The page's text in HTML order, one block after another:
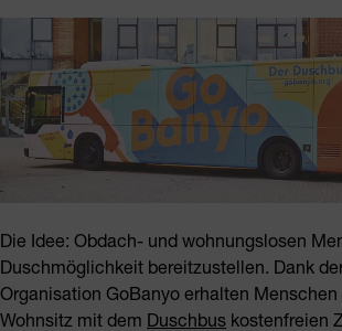
Die Idee: Obdach- und wohnungslosen
Duschmöglichkeit bereitzustellen. Dank
Organisation GoBanyo erhalten
Wohnsitz mit dem Duschbus kostenfreien